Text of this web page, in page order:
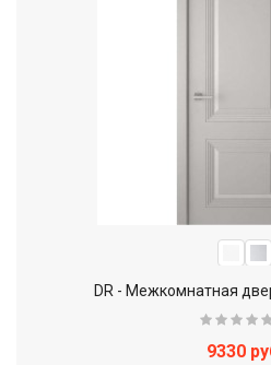
DR - Межкомнатная
9330